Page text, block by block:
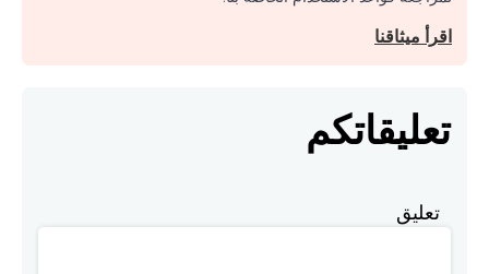
اقرأ ميثاقنا
تعليقاتكم
تعليق